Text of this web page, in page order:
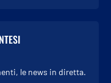
le news in diretta.